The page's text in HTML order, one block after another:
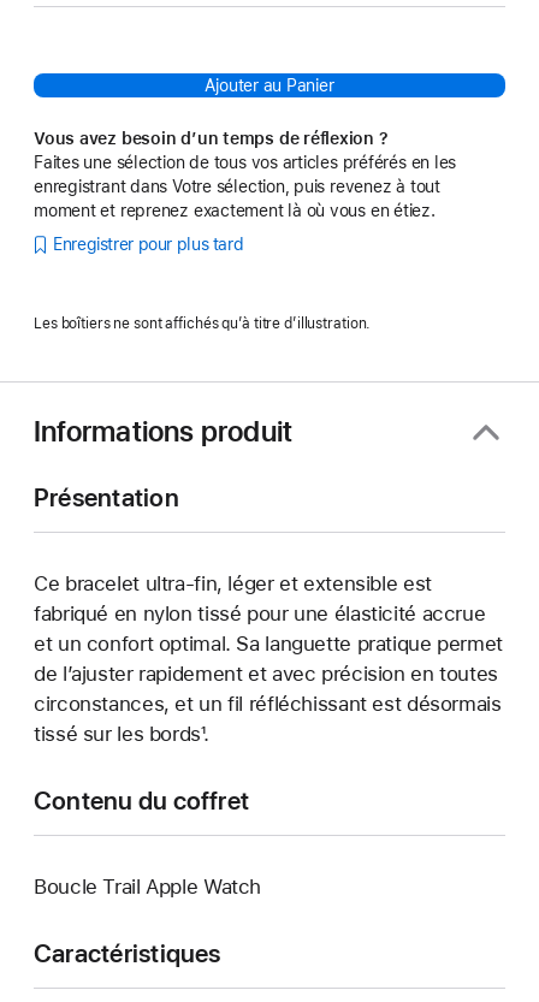
Ajouter au Panier
Vous avez besoin d’un temps de réflexion ?
Faites une sélection de tous vos articles préférés en les
enregistrant dans Votre sélection, puis revenez à tout
moment et reprenez exactement là où vous en étiez.
Enregistrer pour plus tard
Les boîtiers ne sont affichés qu’à titre d’illustration.
Informations produit
Présentation
Ce bracelet ultra-fin, léger et extensible est
fabriqué en nylon tissé pour une élasticité accrue
et un confort optimal. Sa languette pratique permet
de l’ajuster rapidement et avec précision en toutes
circonstances, et un fil réfléchissant est désormais
tissé sur les bords¹.
Contenu du coffret
Boucle Trail Apple Watch
Caractéristiques